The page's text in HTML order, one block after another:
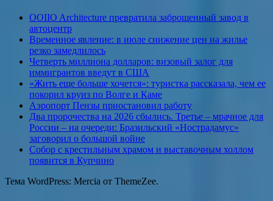
OOIIO Architecture превратила заброшенный завод в
автоцентр
Временное явление: в июле снижение цен на жилье
резко замедлилось
Четверть миллиона долларов: визовый залог для
иммигрантов введут в США
«Жить еще больше хочется»: туристка рассказала, чем ее
покорил круиз по Волге и Каме
Аэропорт Пензы приостановил работу
Два пророчества на 2026 сбылись. Третье – мрачное для
России – на очереди: Бразильский «Нострадамус»
заговорил о большой войне
Собор с крестильным храмом и выставочным холлом
появится в Купчино
Тема WordPress: Mercia от ThemeZee.